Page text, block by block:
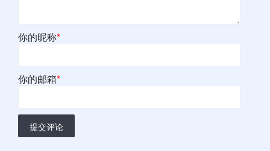
你的昵称*
你的邮箱*
提交评论